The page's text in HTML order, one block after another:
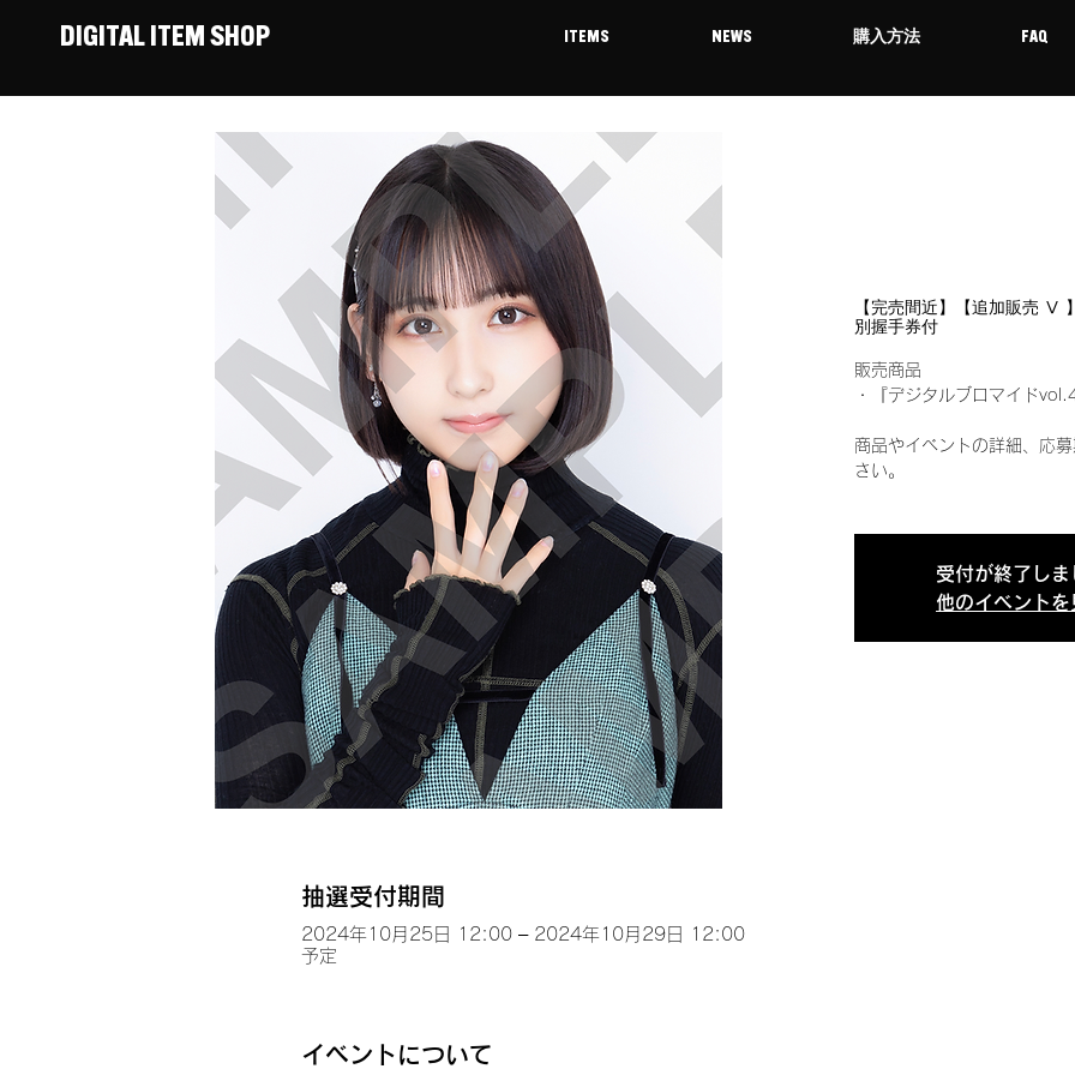
DIGITAL ITEM SHOP ITEMS NEWS 購入方法 FAQ
【完売間近】【追加販売 Ⅴ
別握手券付
販売商品
・『デジタルブロマイド
商品やイベントの詳細、応
さい。
受付が終了しま
他のイベントを
抽選受付期間
2024年10月25日 12:00 – 2024年10月29日 12:00
予定
イベントについて